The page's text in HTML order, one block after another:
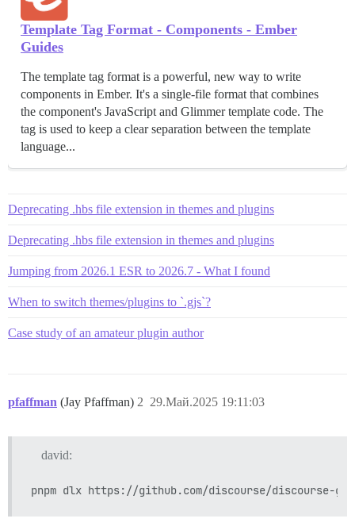
Template Tag Format - Components - Ember
Guides
The template tag format is a powerful, new way to write
components in Ember. It's a single-file format that combines
the component's JavaScript and Glimmer template code. The
tag is used to keep a clear separation between the template
language...
Deprecating .hbs file extension in themes and plugins
Deprecating .hbs file extension in themes and plugins
Jumping from 2026.1 ESR to 2026.7 - What I found
When to switch themes/plugins to `.gjs`?
Case study of an amateur plugin author
pfaffman (Jay Pfaffman) 29.Май.2025 19:11:03
2
david: